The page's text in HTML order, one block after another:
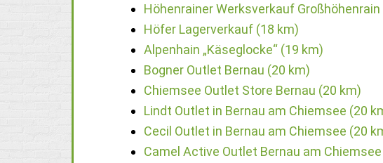
Höhenrainer Werksverkauf Großhöhenrain
Höfer Lagerverkauf (18 km)
Alpenhain „Käseglocke“ (19 km)
Bogner Outlet Bernau (20 km)
Chiemsee Outlet Store Bernau (20 km)
Lindt Outlet in Bernau am Chiemsee (20
Cecil Outlet in Bernau am Chiemsee (20
Camel Active Outlet Bernau am